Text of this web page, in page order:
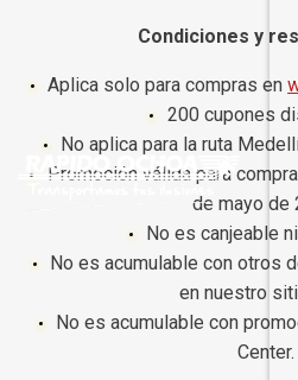
Condiciones y
Aplica solo para compras en
200 cupones
No aplica para la ruta
Promoción válida para
de mayo de
No es canjeable
No es acumulable con otros
en nuestro
No es acumulable con
Center.